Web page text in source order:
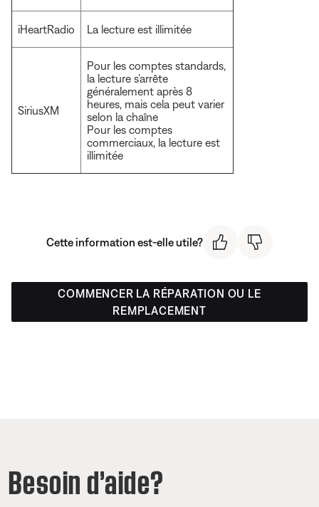
iHeartRadio La lecture est illimitée
SiriusXM
Pour les comptes standards,
la lecture s’arrête
généralement après 8
heures, mais cela peut varier
selon la chaîne
Pour les comptes
commerciaux, la lecture est
illimitée
Cette information est-elle utile?
COMMENCER LA RÉPARATION OU LE
REMPLACEMENT
Besoin d’aide?